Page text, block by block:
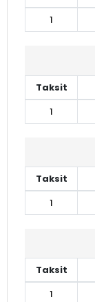
1
Taksit
1
Taksit
1
Taksit
1